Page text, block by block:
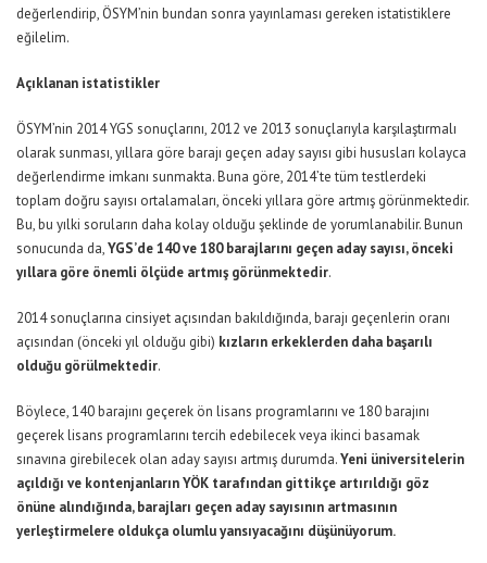
değerlendirip, ÖSYM’nin bundan sonra yayınlaması gereken istatistiklere
eğilelim.
Açıklanan istatistikler
ÖSYM’nin 2014 YGS sonuçlarını, 2012 ve 2013 sonuçlarıyla karşılaştırmalı
olarak sunması, yıllara göre barajı geçen aday sayısı gibi hususları kolayca
değerlendirme imkanı sunmakta. Buna göre, 2014’te tüm testlerdeki
toplam doğru sayısı ortalamaları, önceki yıllara göre artmış görünmektedir.
Bu, bu yılki soruların daha kolay olduğu şeklinde de yorumlanabilir. Bunun
sonucunda da,YGS’de 140 ve 180 barajlarını geçen aday sayısı, önceki
yıllara göre önemli ölçüde artmış görünmektedir.
2014 sonuçlarına cinsiyet açısından bakıldığında, barajı geçenlerin oranı
açısından (önceki yıl olduğu gibi) kızların erkeklerden daha başarılı
olduğu görülmektedir.
Böylece, 140 barajını geçerek ön lisans programlarını ve 180 barajını
geçerek lisans programlarını tercih edebilecek veya ikinci basamak
sınavına girebilecek olan aday sayısı artmış durumda.Yeni üniversitelerin
açıldığı ve kontenjanlarınYÖK tarafından gittikçe artırıldığı göz
önüne alındığında, barajları geçen aday sayısının artmasının
yerleştirmelere oldukça olumlu yansıyacağını düşünüyorum.